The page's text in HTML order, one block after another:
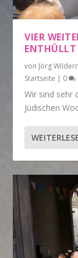
VIER
ENTHÜLLT
von Jörg
Startseite | 0
Wir sind sehr
Jüdischen